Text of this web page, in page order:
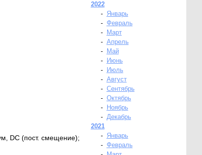
DC (пост. смещение);
2022
-
Январь
- Февраль
-
Март
- Апрель
-
Май
-
Июнь
-
Июль
- Август
- Сентябрь
- Октябрь
-
Ноябрь
- Декабрь
2021
-
Январь
- Февраль